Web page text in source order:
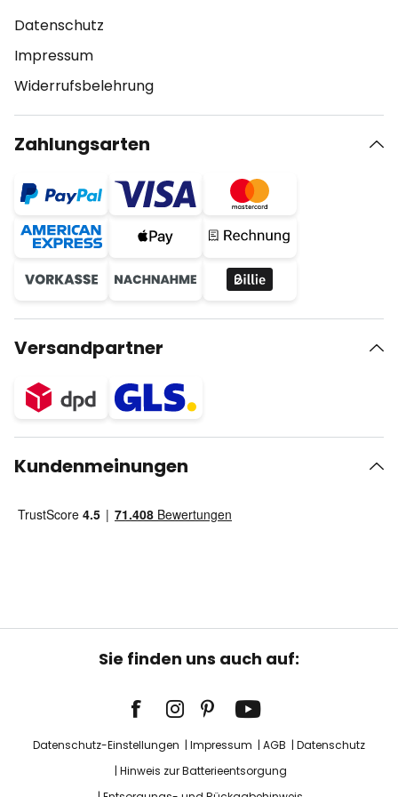
Datenschutz
Impressum
Widerrufsbelehrung
Zahlungsarten
Versandpartner
Kundenmeinungen
Sie finden uns auch auf:
Datenschutz-Einstellungen Impressum AGB
Datenschutz
Hinweis zur Batterieentsorgung